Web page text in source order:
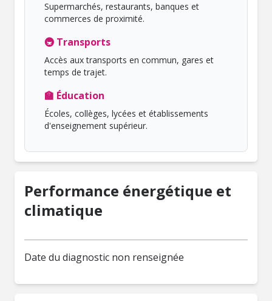
Supermarchés, restaurants, banques et
commerces de proximité.
🚇 Transports
Accès aux transports en commun, gares et
temps de trajet.
🏫 Éducation
Écoles, collèges, lycées et établissements
d'enseignement supérieur.
Performance énergétique et
climatique
Date du diagnostic non renseignée